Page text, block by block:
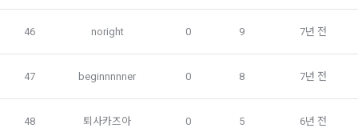
다.
제 7 조 (서비스의 내용과 이용)
1. "회사"는 제2조 제2항에서 정한 서비스를 제공하며 그 예시
서비스 내용은 다음 각 호와 같다.
가. 대회
6) 기기정보와 같은 생성정보는 PC웹, 모바일 웹/앱 이용 과정
46 noright 0 9 7년 전
47 beginnnnner 0 8 7년 전
48 퇴사카즈아 0 5 6년 전